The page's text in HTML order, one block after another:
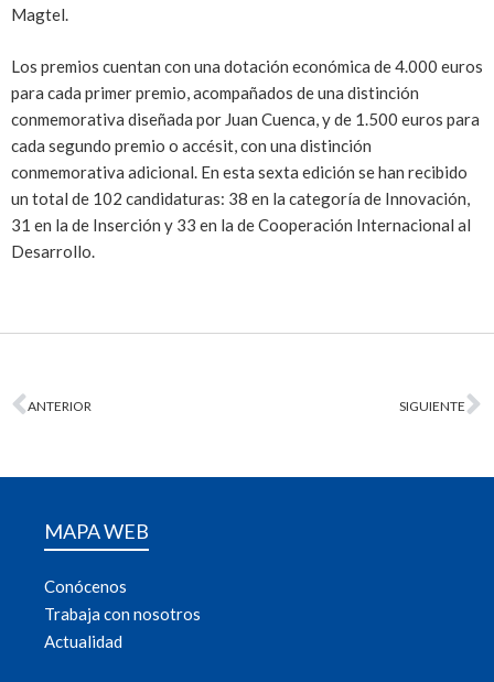
Magtel.
​Los premios cuentan con una dotación económica de 4.000 euros
para cada primer premio, acompañados de una distinción
conmemorativa diseñada por Juan Cuenca, y de 1.500 euros para
cada segundo premio o accésit, con una distinción
conmemorativa adicional. En esta sexta edición se han recibido
un total de 102 candidaturas: 38 en la categoría de Innovación,
31 en la de Inserción y 33 en la de Cooperación Internacional al
Desarrollo.
ANTERIOR SIGUIENTE
MAPA WEB
Conócenos
Trabaja con nosotros
Actualidad